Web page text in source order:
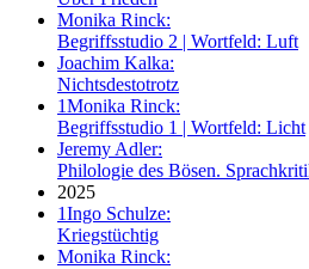
Monika Rinck:
Begriffsstudio 2 | Wortfeld: Luft
Joachim Kalka:
Nichtsdestotrotz
1Monika Rinck:
Begriffsstudio 1 | Wortfeld: Licht
Jeremy Adler:
Philologie des Bösen.
2025
1Ingo Schulze:
Kriegstüchtig
Monika Rinck: